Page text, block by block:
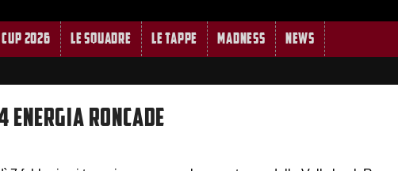
2026 Le Squadre Le tappe MADNESS News
RONCADE